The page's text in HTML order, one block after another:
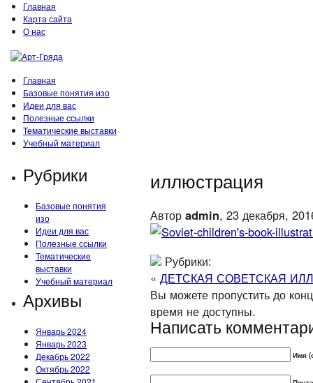
Главная
Карта сайта
О нас
Главная
Базовые понятия изо
Идеи для вас
Полезные ссылки
Тематические выставки
Учебный материал
Рубрики
Базовые понятия
изо
Идеи для вас
Полезные ссылки
Тематические
выставки
Учебный материал
Архивы
Январь 2024
Январь 2023
Декабрь 2022
Октябрь 2022
иллюстрация
Автор admin, 23 декабря,
Рубрики:
« ДЕТСКАЯ СОВЕТСКАЯ
Вы можете пропустить до
время не доступны.
Написать
Имя